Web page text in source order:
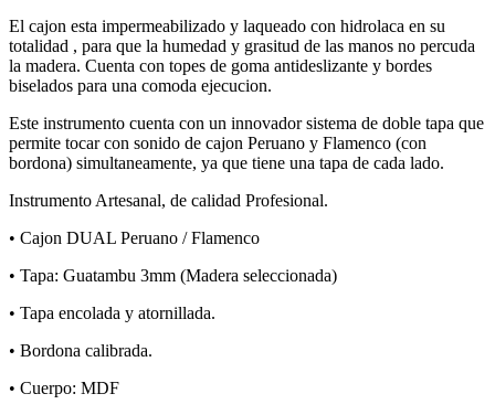
El cajon esta impermeabilizado y laqueado con hidrolaca en su
totalidad , para que la humedad y grasitud de las manos no percuda
la madera. Cuenta con topes de goma antideslizante y bordes
biselados para una comoda ejecucion.
Este instrumento cuenta con un innovador sistema de doble tapa que
permite tocar con sonido de cajon Peruano y Flamenco (con
bordona) simultaneamente, ya que tiene una tapa de cada lado.
Instrumento Artesanal, de calidad Profesional.
• Cajon DUAL Peruano / Flamenco
• Tapa: Guatambu 3mm (Madera seleccionada)
• Tapa encolada y atornillada.
• Bordona calibrada.
• Cuerpo: MDF